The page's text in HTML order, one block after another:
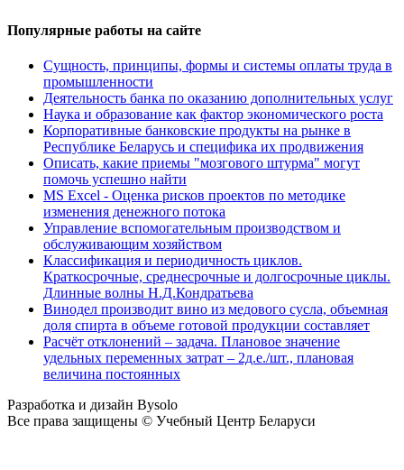
Популярные работы на сайте
Сущность, принципы, формы и системы оплаты труда в
промышленности
Деятельность банка по оказанию дополнительных услуг
Наука и образование как фактор экономического роста
Корпоративные банковские продукты на рынке в
Республике Беларусь и специфика их продвижения
Описать, какие приемы "мозгового штурма" могут
помочь успешно найти
MS Excel - Оценка рисков проектов по методике
изменения денежного потока
Управление вспомогательным производством и
обслуживающим хозяйством
Классификация и периодичность циклов.
Краткосрочные, среднесрочные и долгосрочные циклы.
Длинные волны Н.Д.Кондратьева
Винодел производит вино из медового сусла, объемная
доля спирта в объеме готовой продукции составляет
Расчёт отклонений – задача. Плановое значение
удельных переменных затрат – 2д.е./шт., плановая
величина постоянных
Разработка и дизайн Bysolo
Все права защищены © Учебный Центр Беларуси